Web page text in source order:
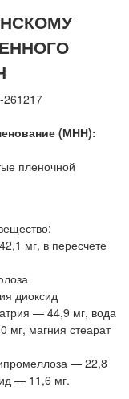
(МНН):
пленочной
мг, в пересчете
диоксид
— 44,9 мг, вода
магния стеарат
— 22,8
— 11,6 мг.